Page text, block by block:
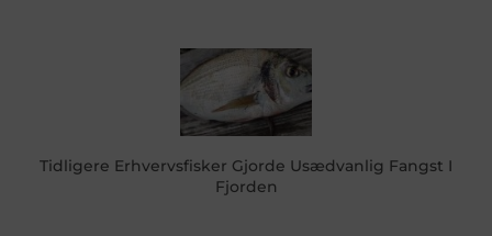
Tidligere Erhvervsfisker Gjorde Usædvanlig Fangst I
Fjorden